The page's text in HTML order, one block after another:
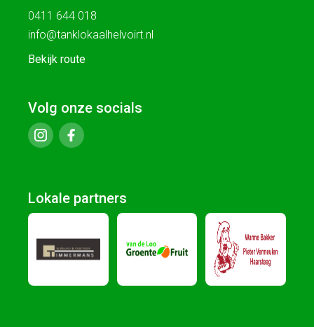
0411 644 018
info@tanklokaalhelvoirt.nl
Bekijk route
Volg onze socials
Lokale partners